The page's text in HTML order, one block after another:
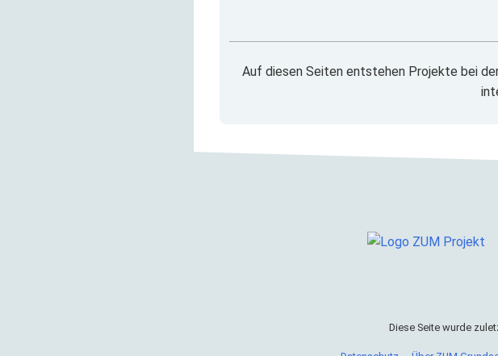
Auf diesen Seiten entstehen Projekte bei
Diese Seite wurde